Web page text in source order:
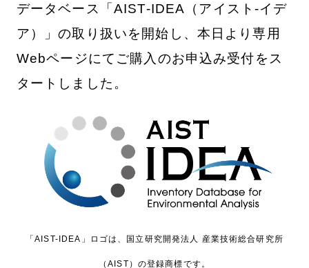
データベース「AIST-IDEA（アイスト-イデ
ア）」の取り扱いを開始し、本日より専用
Webページにてご購入のお申込み受付をス
タートしました。
「AIST-IDEA」ロゴは、国立研究開発法人 産業技術総合研究所
（AIST）の登録商標です。